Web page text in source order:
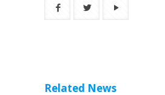
Related News